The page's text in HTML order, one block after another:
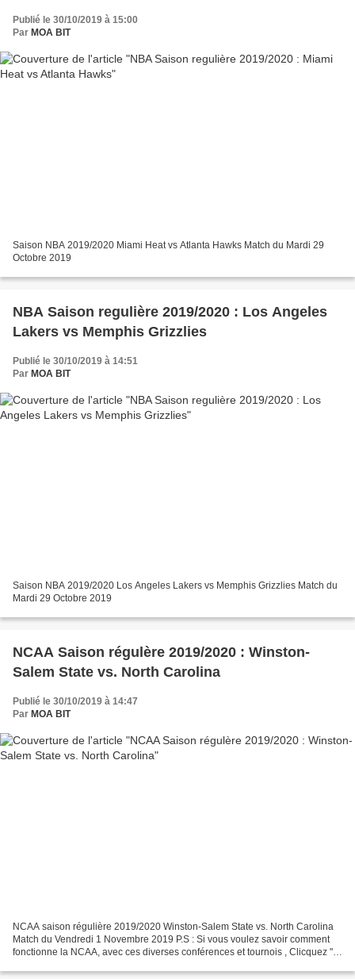
Publié le 30/10/2019 à 15:00
Par MOA BIT
Saison NBA 2019/2020 Miami Heat vs Atlanta Hawks Match du Mardi 29
Octobre 2019
NBA Saison regulière 2019/2020 : Los Angeles
Lakers vs Memphis Grizzlies
Publié le 30/10/2019 à 14:51
Par MOA BIT
Saison NBA 2019/2020 Los Angeles Lakers vs Memphis Grizzlies Match du
Mardi 29 Octobre 2019
NCAA Saison régulère 2019/2020 : Winston-
Salem State vs. North Carolina
Publié le 30/10/2019 à 14:47
Par MOA BIT
NCAA saison régulière 2019/2020 Winston-Salem State vs. North Carolina
Match du Vendredi 1 Novembre 2019 P.S : Si vous voulez savoir comment
fonctionne la NCAA, avec ces diverses conférences et tournois , Clicquez "